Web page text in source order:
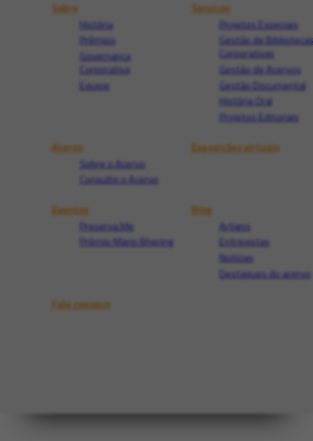
Sobre
História
Prêmios
Governança
Corporativa
Equipe
Serviços
Projetos Especiais
Gestão de Bibliotecas
Corporativas
Gestão de Acervos
Gestão Documental
História Oral
Projetos Editoriais
Acervo
Sobre o Acervo
Consulte o Acervo
Exposições virtuais
Eventos
Preserva.Me
Prêmio Mario Bhering
Blog
Artigos
Entrevistas
Notícias
Destaques do acervo
Fale conosco